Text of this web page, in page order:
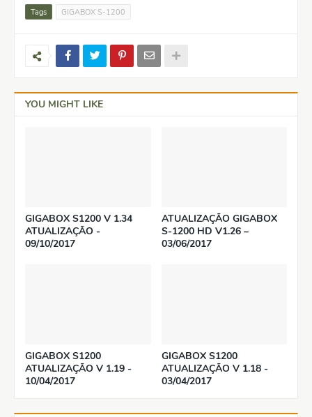
Tags GIGABOX S-1200
YOU MIGHT LIKE
GIGABOX S1200 V 1.34
ATUALIZAÇÃO -
09/10/2017
ATUALIZAÇÃO GIGABOX
S-1200 HD V1.26 –
03/06/2017
GIGABOX S1200
ATUALIZAÇÃO V 1.19 -
10/04/2017
GIGABOX S1200
ATUALIZAÇÃO V 1.18 -
03/04/2017